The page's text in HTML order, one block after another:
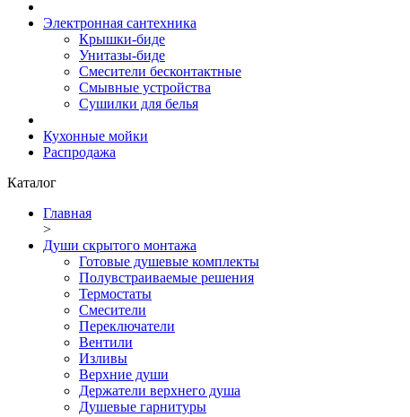
Электронная сантехника
Крышки-биде
Унитазы-биде
Смесители бесконтактные
Смывные устройства
Сушилки для белья
Кухонные мойки
Распродажа
Каталог
Главная
>
Души скрытого монтажа
Готовые душевые комплекты
Полувстраиваемые решения
Термостаты
Смесители
Переключатели
Вентили
Изливы
Верхние души
Держатели верхнего душа
Душевые гарнитуры